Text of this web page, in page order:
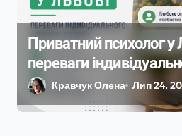
Приватний психолог у
переваги
роботиКравчук Олена Лип 24,